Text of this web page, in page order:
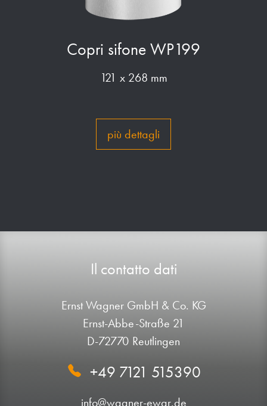
Copri sifone WP199
121 x 268 mm
più dettagli
Il contatto dati
Ernst Wagner GmbH & Co. KG
Ernst-Abbe-Straße 21
D-72770 Reutlingen
+49 7121 515390
info@wagner-ewar.de